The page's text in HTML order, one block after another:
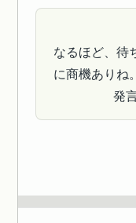
なるほど、待
に商機ありね
発